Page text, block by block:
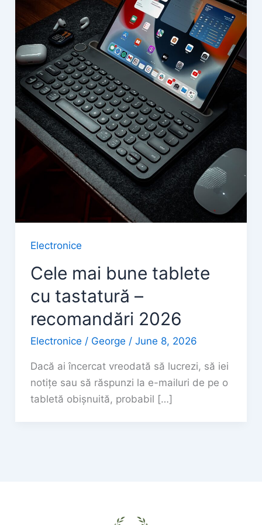
Electronice
Cele mai bune tablete
cu tastatură –
recomandări 2026
Electronice / George / June 8, 2026
Dacă ai încercat vreodată să lucrezi, să iei
notițe sau să răspunzi la e-mailuri de pe o
tabletă obișnuită, probabil […]